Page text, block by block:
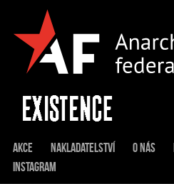
Akce Nakladatelství O nás
Instagram